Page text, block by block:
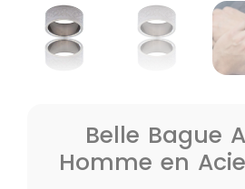
Belle Bague
Homme en